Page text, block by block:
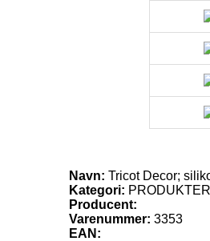
Navn: Tricot Decor;
Kategori: PRODUKTER
Producent:
Varenummer: 3353
EAN: